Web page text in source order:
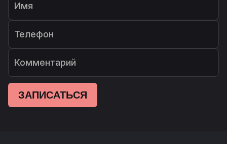
Имя
Телефон
Комментарий
ЗАПИСАТЬСЯ